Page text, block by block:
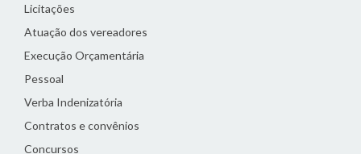
Licitações
Atuação dos vereadores
Execução Orçamentária
Pessoal
Verba Indenizatória
Contratos e convênios
Concursos